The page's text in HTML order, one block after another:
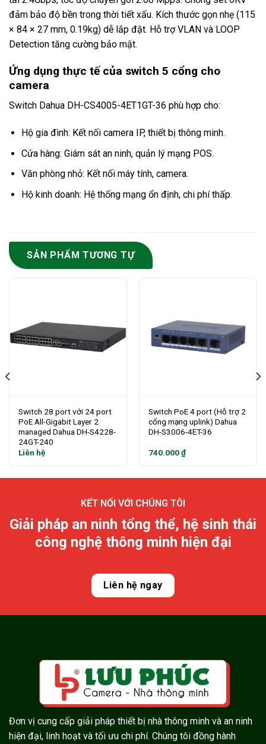
đảm bảo độ bền trong thời tiết xấu. Kích thước gọn nhẹ (115
× 84 × 27 mm, 0.19kg) dễ lắp đặt. Hỗ trợ VLAN và LOOP
Detection tăng cường bảo mật.
Ứng dụng thực tế của switch 5 cổng cho
camera
Switch Dahua DH-CS4005-4ET1GT-36 phù hợp cho:
Hộ gia đình: Kết nối camera IP, thiết bị thông minh.
Cửa hàng: Giám sát an ninh, quản lý mạng POS.
Văn phòng nhỏ: Kết nối máy tính, camera.
Hộ kinh doanh: Hệ thống mạng ổn định, chi phí thấp.
SẢN PHẨM TƯƠNG TỰ
Switch 28 port với 24 port
PoE All-Gigabit Layer 2
managed Dahua DH-S4228-
24GT-240
Liên hệ
Switch PoE 4 port (Hỗ trợ 2
cổng mạng uplink) Dahua
DH-S3006-4ET-36
740.000₫
KẾT NỐI VỚI CHÚNG TÔI
Giải pháp an ninh tổng thể, hệ sinh thái
công nghệ thông minh hiện đại
Liên hệ ngay
Đơn vị cung cấp giải pháp thiết bị nhà thông minh và an ninh
hiện đại, linh hoạt và tối ưu chi phí. Chúng tôi đồng hành